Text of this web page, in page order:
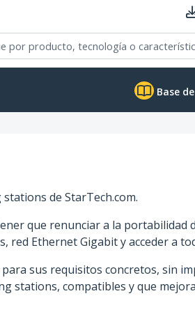
Base
de StarTech.com.
que renunciar a la portabilidad
Ethernet Gigabit y acceder a
sus requisitos concretos, sin
stations, compatibles y que